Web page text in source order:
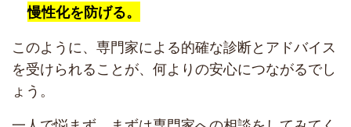
慢性化を防げる。
このように、専門家による的確な診断とアドバイス
を受けられることが、何よりの安心につながるでし
ょう。